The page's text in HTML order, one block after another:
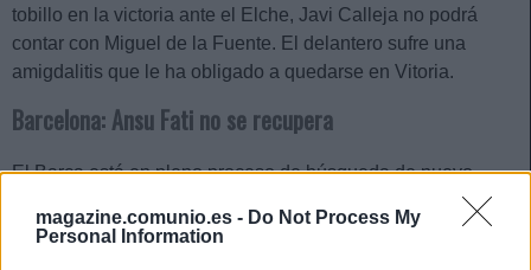
magazine.comunio.es - Do Not Process My
Personal Information
tobillo en la victoria ante el Elche, Javi Calleja no podrá
contar con Miguel de la Fuente. El delantero sufre una
amigdalitis que le ha obligado a quedarse en Vitoria.
Barcelona: Ansu Fati no se recupera
El Barça está en pleno proceso de búsqueda de nuevo
encargado de dirigir al equipo en los próximos partidos.